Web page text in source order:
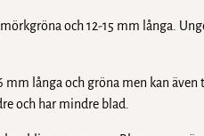
och 12-15 mm långa.
långa och gröna men kan även
och har mindre blad.